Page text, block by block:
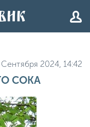
2024, 14:42
СОКА